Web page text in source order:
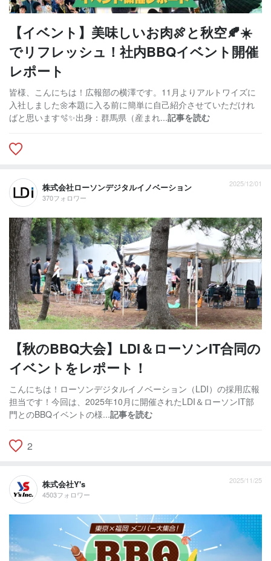
【イベント】美味しいお肉🍖と秋空🍂☀️
でリフレッシュ！社内BBQイベント開催
レポート
皆様、こんにちは！広報部の横澤です。11月よりアルトワイズに
入社しました🌼本題に入る前に簡単に自己紹介させていただけれ
ばと思います🫧✨出身：群馬県（産まれ...記事を読む
株式会社ローソンデジタルイノベーション
370フォロワー
2025/12/01
【秋のBBQ大会】LDI＆ローソンIT合同の
イベントをレポート！
こんにちは！ローソンデジタルイノベーション（LDI）の採用広報
担当です！今回は、2025年10月に開催されたLDI＆ローソンIT部
門とのBBQイベントの様...記事を読む
2
株式会社Y's
4503フォロワー
2025/11/25